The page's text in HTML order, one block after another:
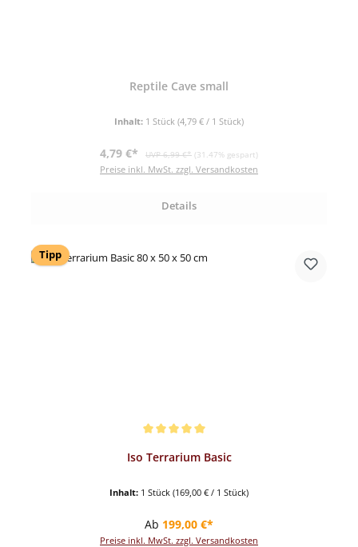
Reptile Cave small
Inhalt: 1 Stück (4,79 € / 1 Stück)
Verkaufspreis:
4,79 €* Regulärer Preis:
UVP 6,99 €* (31.47% gespart)
Preise inkl. MwSt. zzgl. Versandkosten
Details
Tipp
Iso Terrarium Basic
Inhalt: 1 Stück (169,00 € / 1 Stück)
Regulärer Preis:
Ab 199,00 €*
Preise inkl. MwSt. zzgl. Versandkosten